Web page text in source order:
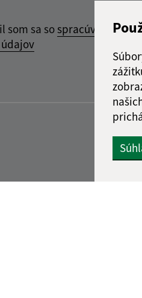
som sa sospracúvaním